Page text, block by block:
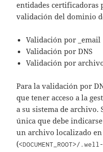
entidades certificadoras
validación del dominio
Validación por _email
Validación por DNS
Validación por
Para la validación por
que tener acceso a la
a su sistema de archivo.
única que debe
un archivo localizado
(<DOCUMENT_ROOT>/